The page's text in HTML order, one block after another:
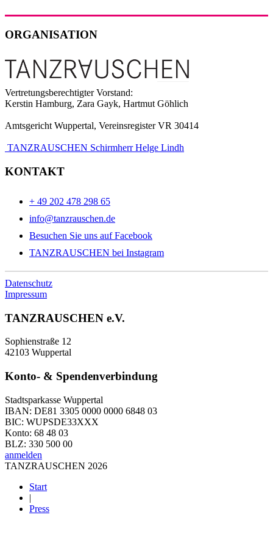
ORGANISATION
Vertretungsberechtigter Vorstand:
Kerstin Hamburg, Zara Gayk, Hartmut Göhlich
Amtsgericht Wuppertal, Vereinsregister VR 30414
TANZRAUSCHEN Schirmherr Helge Lindh
KONTAKT
+ 49 202 478 298 65
info@tanzrauschen.de
Besuchen Sie uns auf Facebook
TANZRAUSCHEN bei Instagram
Datenschutz
Impressum
TANZRAUSCHEN e.V.
Sophienstraße 12
42103 Wuppertal
Konto- & Spendenverbindung
Stadtsparkasse Wuppertal
IBAN: DE81 3305 0000 0000 6848 03
BIC: WUPSDE33XXX
Konto: 68 48 03
BLZ: 330 500 00
anmelden
TANZRAUSCHEN 2026
Start
|
Press